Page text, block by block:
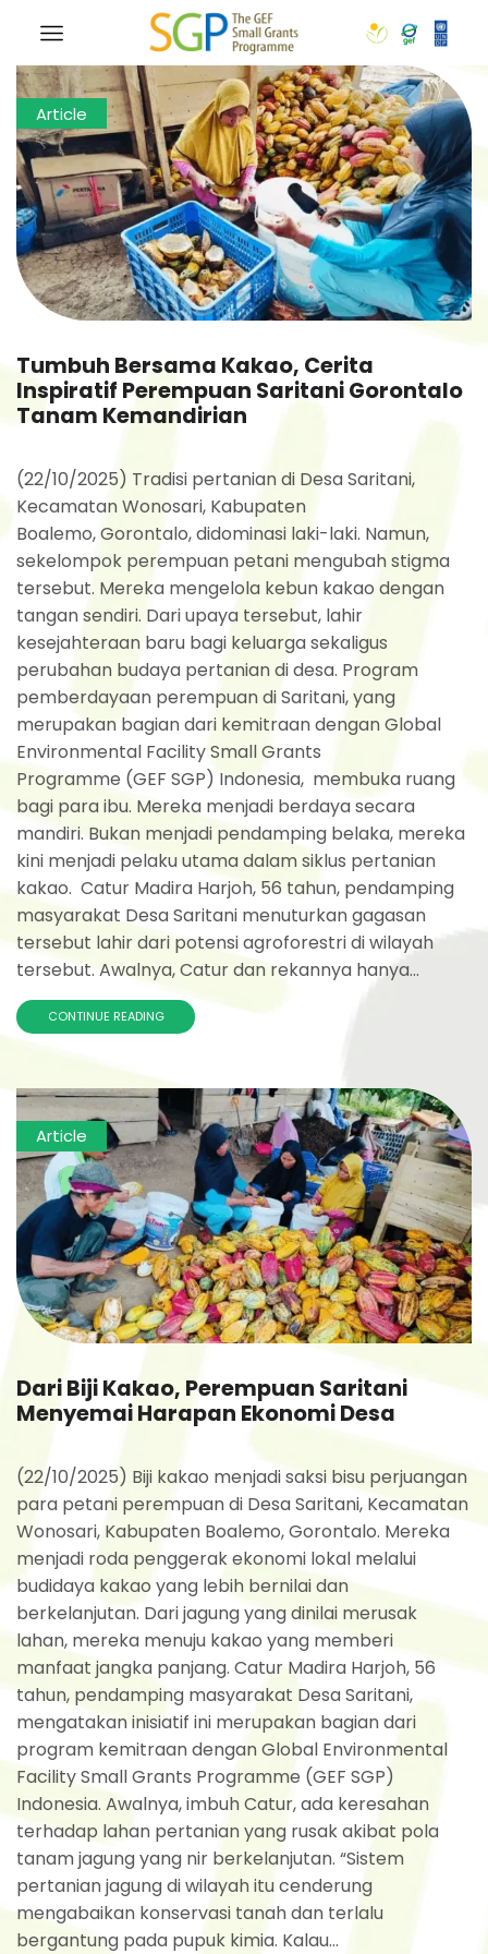
Article
Tumbuh Bersama Kakao, Cerita
Inspiratif Perempuan Saritani Gorontalo
Tanam Kemandirian
(22/10/2025) Tradisi pertanian di Desa Saritani,
Kecamatan Wonosari, Kabupaten
Boalemo, Gorontalo, didominasi laki-laki. Namun,
sekelompok perempuan petani mengubah stigma
tersebut. Mereka mengelola kebun kakao dengan
tangan sendiri. Dari upaya tersebut, lahir
kesejahteraan baru bagi keluarga sekaligus
perubahan budaya pertanian di desa. Program
pemberdayaan perempuan di Saritani, yang
merupakan bagian dari kemitraan dengan Global
Environmental Facility Small Grants
Programme (GEF SGP) Indonesia, membuka ruang
bagi para ibu. Mereka menjadi berdaya secara
mandiri. Bukan menjadi pendamping belaka, mereka
kini menjadi pelaku utama dalam siklus pertanian
kakao. Catur Madira Harjoh, 56 tahun, pendamping
masyarakat Desa Saritani menuturkan gagasan
tersebut lahir dari potensi agroforestri di wilayah
tersebut. Awalnya, Catur dan rekannya hanya...
CONTINUE READING
Article
Dari Biji Kakao, Perempuan Saritani
Menyemai Harapan Ekonomi Desa
(22/10/2025) Biji kakao menjadi saksi bisu perjuangan
para petani perempuan di Desa Saritani, Kecamatan
Wonosari, Kabupaten Boalemo, Gorontalo. Mereka
menjadi roda penggerak ekonomi lokal melalui
budidaya kakao yang lebih bernilai dan
berkelanjutan. Dari jagung yang dinilai merusak
lahan, mereka menuju kakao yang memberi
manfaat jangka panjang. Catur Madira Harjoh, 56
tahun, pendamping masyarakat Desa Saritani,
mengatakan inisiatif ini merupakan bagian dari
program kemitraan dengan Global Environmental
Facility Small Grants Programme (GEF SGP)
Indonesia. Awalnya, imbuh Catur, ada keresahan
terhadap lahan pertanian yang rusak akibat pola
tanam jagung yang nir berkelanjutan. “Sistem
pertanian jagung di wilayah itu cenderung
mengabaikan konservasi tanah dan terlalu
bergantung pada pupuk kimia. Kalau...